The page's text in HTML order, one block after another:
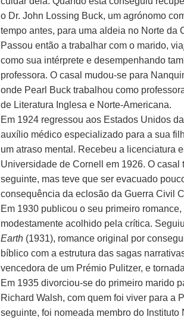
o Dr. John Lossing Buck, um agrónomo
tempo antes, para uma aldeia no Norte da
Passou então a trabalhar com o marido,
como sua intérprete e desempenhando
professora. O casal mudou-se para
onde Pearl Buck trabalhou como
de Literatura Inglesa e Norte-Americana.
Em 1924 regressou aos Estados Unidos
auxílio médico especializado para a sua
um atraso mental. Recebeu a licenciatura
Universidade de Cornell em 1926. O casal
seguinte, mas teve que ser evacuado
consequência da eclosão da Guerra Civil
Em 1930 publicou o seu primeiro romance,
modestamente acolhido pela crítica.
Earth (1931), romance original por
bíblico com a estrutura das sagas
vencedora de um Prémio Pulitzer, e
Em 1935 divorciou-se do primeiro marido
Richard Walsh, com quem foi viver para a
seguinte, foi nomeada membro do Instituto